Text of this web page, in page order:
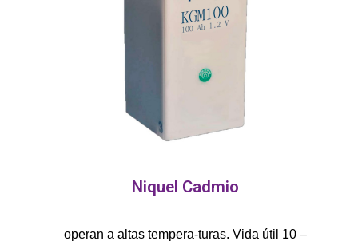
Niquel Cadmio
operan a altas tempera-turas. Vida útil 10 –